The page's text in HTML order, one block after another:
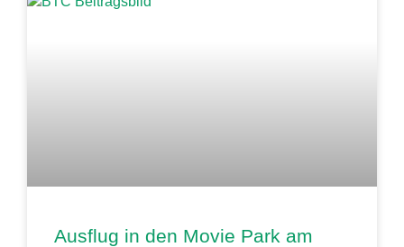
Ausflug in den Movie Park am